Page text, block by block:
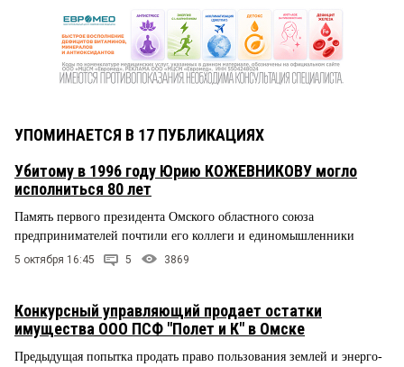
УПОМИНАЕТСЯ В 17 ПУБЛИКАЦИЯХ
Убитому в 1996 году Юрию КОЖЕВНИКОВУ могло
исполниться 80 лет
Память первого президента Омского областного союза
предпринимателей почтили его коллеги и единомышленники
5 октября 16:45 5 3869
Конкурсный управляющий продает остатки
имущества ООО ПСФ "Полет и К" в Омске
Предыдущая попытка продать право пользования землей и энерго-